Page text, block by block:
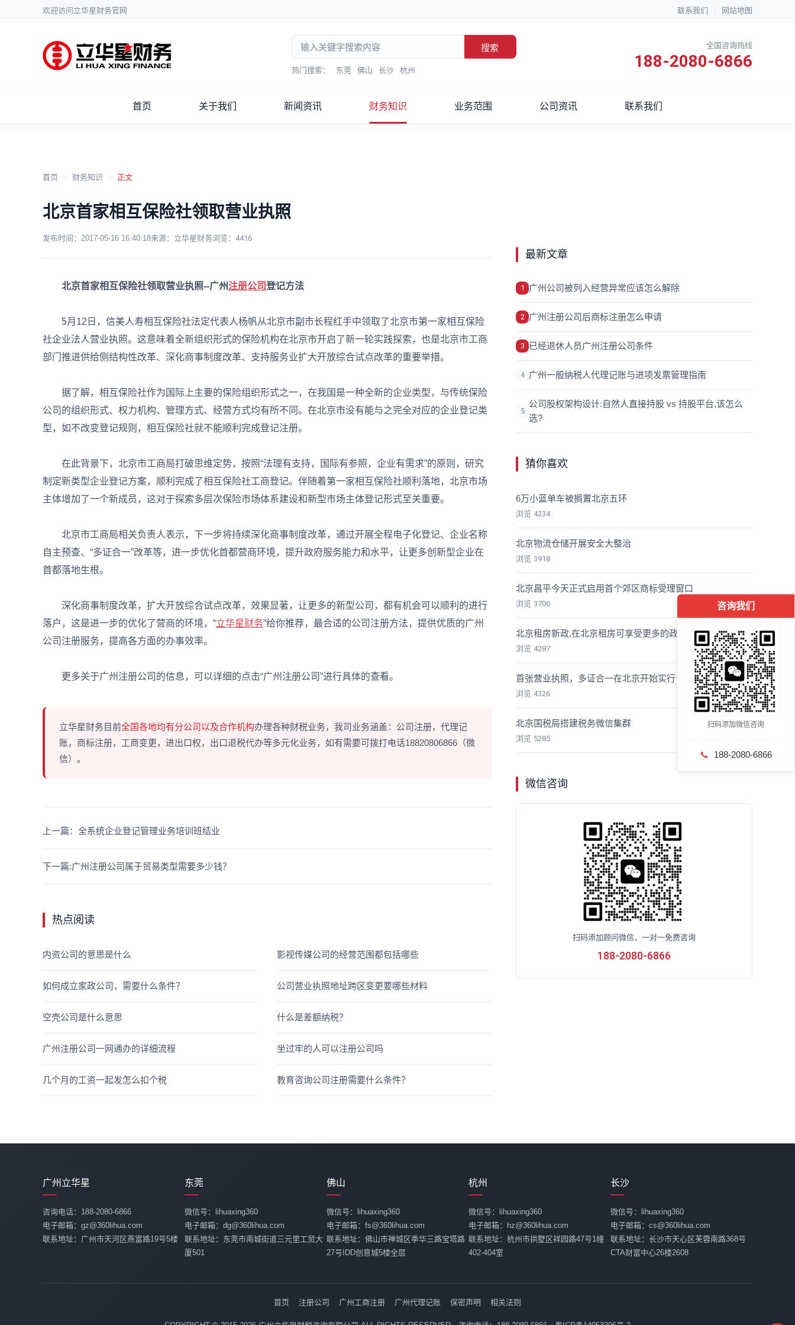
欢迎访问立华星财务官网 联系我们 网站地图
搜索
热门搜索： 东莞 佛山 长沙 杭州
全国咨询热线
188-2080-6866
首页 关于我们 新闻资讯 财务知识 业务范围 公司资讯 联系我们
首页 财务知识 正文
北京首家相互保险社领取营业执照
发布时间： 2017-05-16 16:40:18来源：立华星财务浏览： 4416
北京首家相互保险社领取营业执照--广州注册公司登记方法
5月12日，信美人寿相互保险社法定代表人杨帆从北京市副市长程红手中领取了北京市第一家相互保险
社企业法人营业执照。这意味着全新组织形式的保险机构在北京市开启了新一轮实践探索，也是北京市工商
部门推进供给侧结构性改革、深化商事制度改革、支持服务业扩大开放综合试点改革的重要举措。
据了解，相互保险社作为国际上主要的保险组织形式之一，在我国是一种全新的企业类型，与传统保险
公司的组织形式、权力机构、管理方式、经营方式均有所不同。在北京市没有能与之完全对应的企业登记类
型，如不改变登记规则，相互保险社就不能顺利完成登记注册。
在此背景下，北京市工商局打破思维定势，按照“法理有支持，国际有参照，企业有需求”的原则，研究
制定新类型企业登记方案，顺利完成了相互保险社工商登记。伴随着第一家相互保险社顺利落地，北京市场
主体增加了一个新成员，这对于探索多层次保险市场体系建设和新型市场主体登记形式至关重要。
北京市工商局相关负责人表示，下一步将持续深化商事制度改革，通过开展全程电子化登记、企业名称
自主预查、“多证合一”改革等，进一步优化首都营商环境，提升政府服务能力和水平，让更多创新型企业在
首都落地生根。
深化商事制度改革，扩大开放综合试点改革，效果显著，让更多的新型公司，都有机会可以顺利的进行
落户，这是进一步的优化了营商的环境，“立华星财务”给你推荐，最合适的公司注册方法，提供优质的广州
公司注册服务，提高各方面的办事效率。
更多关于广州注册公司的信息，可以详细的点击“广州注册公司”进行具体的查看。
立华星财务目前全国各地均有分公司以及合作机构办理各种财税业务，我司业务涵盖：公司注册，代理记
账，商标注册，工商变更，进出口权，出口退税代办等多元化业务，如有需要可拨打电话18820806866（微
信）。
下一篇:广州注册公司属于贸易类型需要多少钱？
上一篇：全系统企业登记管理业务培训班结业
热点阅读
内资公司的意思是什么 影视传媒公司的经营范围都包括哪些
如何成立家政公司，需要什么条件？ 公司营业执照地址跨区变更要哪些材料
空壳公司是什么意思 什么是差额纳税？
广州注册公司一网通办的详细流程 坐过牢的人可以注册公司吗
几个月的工资一起发怎么扣个税 教育咨询公司注册需要什么条件？
最新文章
1 广州公司被列入经营异常应该怎么解除
2 广州注册公司后商标注册怎么申请
3 已经退休人员广州注册公司条件
4 广州一般纳税人代理记账与进项发票管理指南
5
公司股权架构设计:自然人直接持股 vs 持股平台,该怎么
选?
猜你喜欢
6万小蓝单车被搁置北京五环
浏览 4234
北京物流仓储开展安全大整治
浏览 3918
北京昌平今天正式启用首个郊区商标受理窗口
浏览 3700
北京租房新政,在北京租房可享受更多的政策优惠了
浏览 4287
首张营业执照，多证合一在北京开始实行
浏览 4326
北京国税局搭建税务微信集群
浏览 5285
微信咨询
扫码添加顾问微信，一对一免费咨询
188-2080-6866
咨询我们
扫码添加微信咨询
📞 188-2080-6866
广州立华星
咨询电话：188-2080-6866
电子邮箱：gz@360lihua.com
联系地址：广州市天河区燕富路19号5楼
东莞
微信号：lihuaxing360
电子邮箱：dg@360lihua.com
联系地址：东莞市南城街道三元里工贸大
厦501
佛山
微信号：lihuaxing360
电子邮箱：fs@360lihua.com
联系地址：佛山市禅城区季华三路宝塔路
27号IDD创意城5楼全层
杭州
微信号：lihuaxing360
电子邮箱：hz@360lihua.com
联系地址：杭州市拱墅区祥园路47号1幢
402-404室
长沙
微信号：lihuaxing360
电子邮箱：cs@360lihua.com
联系地址：长沙市天心区芙蓉南路368号
CTA财富中心26楼2608
首页 注册公司 广州工商注册 广州代理记账 保密声明 相关法则